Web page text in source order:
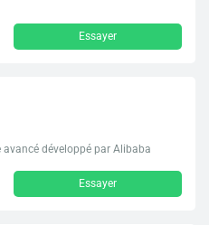
Essayer
développé par Alibaba
Essayer